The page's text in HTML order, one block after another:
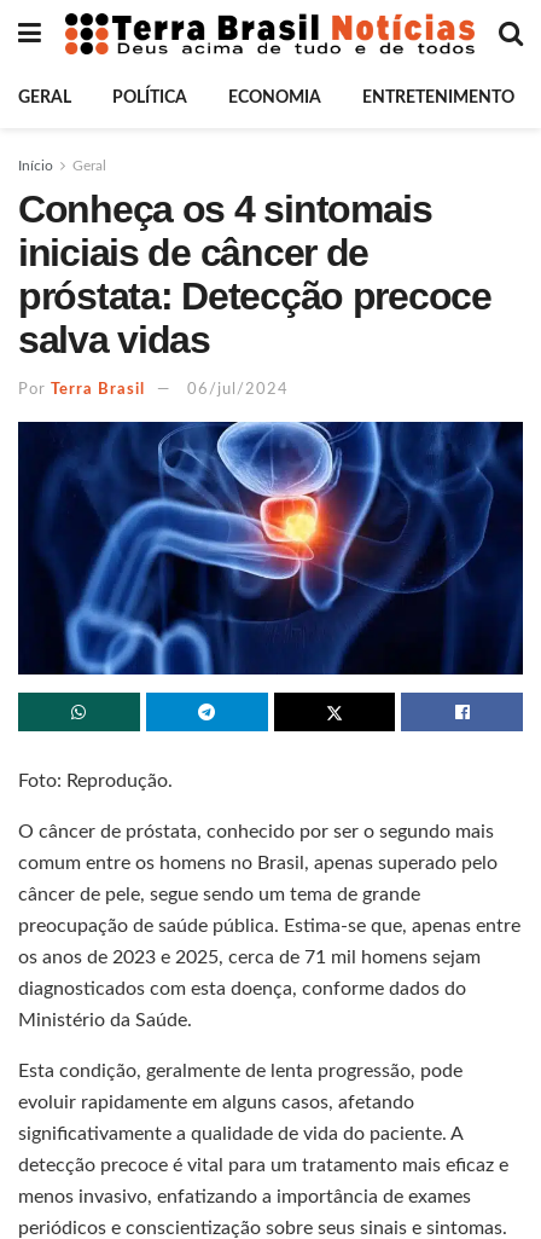
GERAL POLÍTICA ECONOMIA ENTRETENIMENTO
Início Geral
Conheça os 4 sintomais
iniciais de câncer de
próstata: Detecção precoce
salva vidas
Por Terra Brasil 06/jul/2024
Foto: Reprodução.
O câncer de próstata, conhecido por ser o segundo mais
comum entre os homens no Brasil, apenas superado pelo
câncer de pele, segue sendo um tema de grande
preocupação de saúde pública. Estima-se que, apenas entre
os anos de 2023 e 2025, cerca de 71 mil homens sejam
diagnosticados com esta doença, conforme dados do
Ministério da Saúde.
Esta condição, geralmente de lenta progressão, pode
evoluir rapidamente em alguns casos, afetando
significativamente a qualidade de vida do paciente. A
detecção precoce é vital para um tratamento mais eficaz e
menos invasivo, enfatizando a importância de exames
periódicos e conscientização sobre seus sinais e sintomas.